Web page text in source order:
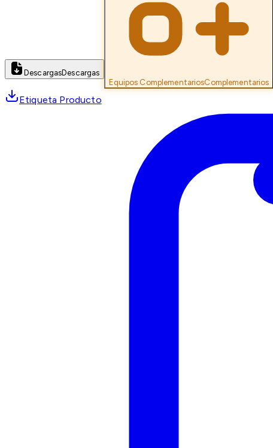
DescargasDescargas
Equipos ComplementariosComplementarios
Etiqueta Producto